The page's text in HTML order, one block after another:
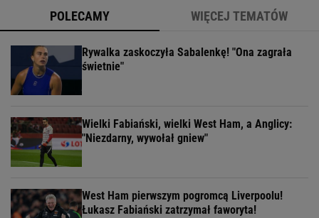
POLECAMY WIĘCEJ TEMATÓW
Rywalka zaskoczyła Sabalenkę! "Ona zagrała
świetnie"
Wielki Fabiański, wielki West Ham, a Anglicy:
"Niezdarny, wywołał gniew"
West Ham pierwszym pogromcą Liverpoolu!
Łukasz Fabiański zatrzymał faworyta!